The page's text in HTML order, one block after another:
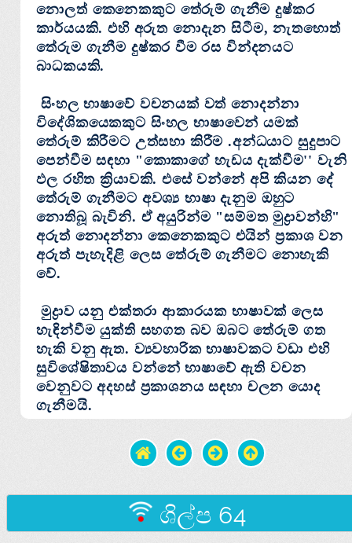
නොලත් කෙනෙකකුට තේරුම් ගැනීම දුෂ්කර
කාර්යයකි. එහි අරුත නොදැන සිටීම, නැතහොත්
තේරුම ගැනීම දුෂ්කර වීම රස වින්දනයට
බාධකයකි.
සිංහල භාෂාවේ වචනයක්‌ වත් නොදන්නා
විදේශිකයෙකකුට සිංහල භාෂාවෙන් යමක්‌
තේරුම් කිරීමට උත්සහා කිරීම .අන්ධයාට සුදුපාට
පෙන්වීම සඳහා "කොකාගේ හැඩය දැක්‌වීම'' වැනි
ඵල රහිත ක්‍රියාවකි. එසේ වන්නේ අපි කියන දේ
තේරුම් ගැනීමට අවශ්‍ය භාෂා දැනුම ඔහුට
නොතිබූ බැවිනි. ඒ අයුරින්ම "සම්මත මුද්‍රාවන්හි"
අරුත් නොදන්නා කෙනෙකකුට එයින් ප්‍රකාශ වන
අරුත් පැහැදිළි ලෙස තේරුම් ගැනීමට නොහැකි
වේ.
මුද්‍රාව යනු එක්‌තරා ආකාරයක භාෂාවක්‌ ලෙස
හැඳින්වීම යුක්‌ති සහගත බව ඔබට තේරුම් ගත
හැකි වනු ඇත. ව්‍යවහාරික භාෂාවකට වඩා එහි
සුවිශේෂිතාවය වන්නේ භාෂාවේ ඇති වචන
වෙනුවට අදහස්‌ ප්‍රකාශනය සඳහා චලන යොද
ගැනීමයි.
ශිල්ප 64